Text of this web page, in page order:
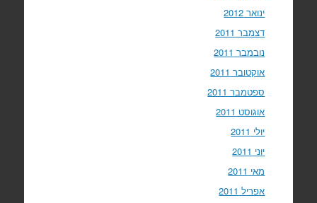
ינואר 2012
דצמבר 2011
נובמבר 2011
אוקטובר 2011
ספטמבר 2011
אוגוסט 2011
יולי 2011
יוני 2011
מאי 2011
אפריל 2011